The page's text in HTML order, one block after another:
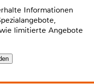
Informationen
limitierte Angebote